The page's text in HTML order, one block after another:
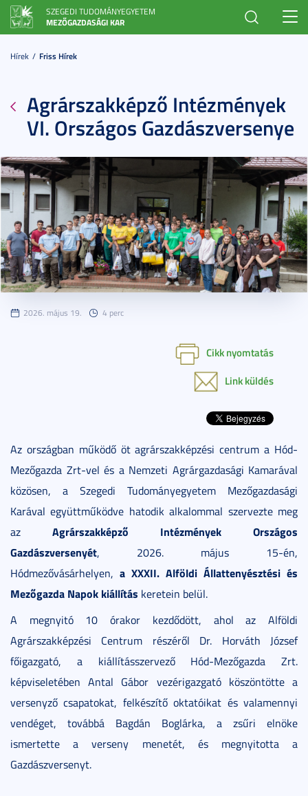
SZEGEDI TUDOMÁNYEGYETEM
MEZŐGAZDASÁGI KAR
Hírek Friss Hírek
Agrárszakképző Intézmények
VI. Országos Gazdászversenye
2026. május 19. 4 perc
Cikk nyomtatás
Link küldés
Az országban működő öt agrárszakképzési centrum a Hód-
Mezőgazda Zrt-vel és a Nemzeti Agrárgazdasági Kamarával
közösen, a Szegedi Tudományegyetem Mezőgazdasági
Karával együttműködve hatodik alkalommal szervezte meg
az Agrárszakképző Intézmények Országos
Gazdászversenyét, 2026. május 15-én,
Hódmezővásárhelyen, a XXXII. Alföldi Állattenyésztési és
Mezőgazda Napok kiállítás keretein belül.
A megnyitó 10 órakor kezdődött, ahol az Alföldi
Agrárszakképzési Centrum részéről Dr. Horváth József
főigazgató, a kiállításszervező Hód-Mezőgazda Zrt.
képviseletében Antal Gábor vezérigazgató köszöntötte a
versenyző csapatokat, felkészítő oktatóikat és valamennyi
vendéget, továbbá Bagdán Boglárka, a zsűri elnöke
ismertette a verseny menetét, és megnyitotta a
Gazdászversenyt.